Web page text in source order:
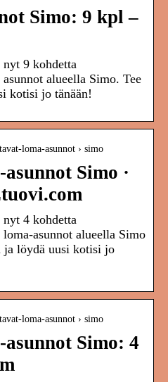
Simo: 9 kpl –
9 kohdetta
alueella Simo. Tee
kotisi jo tänään!
loma-asunnot › simo
Simo ·
4 kohdetta
asunnot alueella Simo
ja löydä uusi kotisi jo
loma-asunnot › simo
Simo: 4